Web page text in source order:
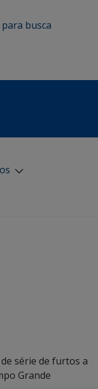
busca
série de furtos a
Grande